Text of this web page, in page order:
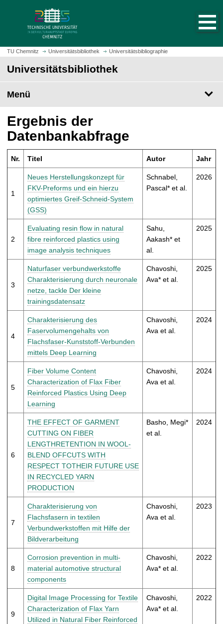
z
m
t
e
i
t
u
f
u
f
TU Chemnitz Universitätsbibliothek Universitätsbibliographie
Universitätsbibliothek
Menü
Ergebnis der
Datenbankabfrage
Nr. Titel Autor Jahr
1
Neues Herstellungskonzept für
FKV-Preforms und ein hierzu
optimiertes Greif-Schneid-System
(GSS)
Schnabel,
Pascal* et al.
2026
2
Evaluating resin flow in natural
fibre reinforced plastics using
image analysis techniques
Sahu,
Aakash* et
al.
2025
3
Naturfaser verbundwerkstoffe
Charakterisierung durch neuronale
netze, tackle Der kleine
trainingsdatensatz
Chavoshi,
Ava* et al.
2025
4
Charakterisierung des
Faservolumengehalts von
Flachsfaser-Kunststoff-Verbunden
mittels Deep Learning
Chavoshi,
Ava et al.
2024
5
Fiber Volume Content
Characterization of Flax Fiber
Reinforced Plastics Using Deep
Learning
Chavoshi,
Ava et al.
2024
6
THE EFFECT OF GARMENT
CUTTING ON FIBER
LENGTHRETENTION IN WOOL-
BLEND OFFCUTS WITH
RESPECT TOTHEIR FUTURE USE
IN RECYCLED YARN
PRODUCTION
Basho, Megi*
et al.
2024
7
Charakterisierung von
Flachsfasern in textilen
Verbundwerkstoffen mit Hilfe der
Bildverarbeitung
Chavoshi,
Ava et al.
2023
8
Corrosion prevention in multi-
material automotive structural
components
Chavoshi,
Ava* et al.
2022
9
Digital Image Processing for Textile
Characterization of Flax Yarn
Utilized in Natural Fiber Reinforced
Chavoshi,
Ava* et al.
2022